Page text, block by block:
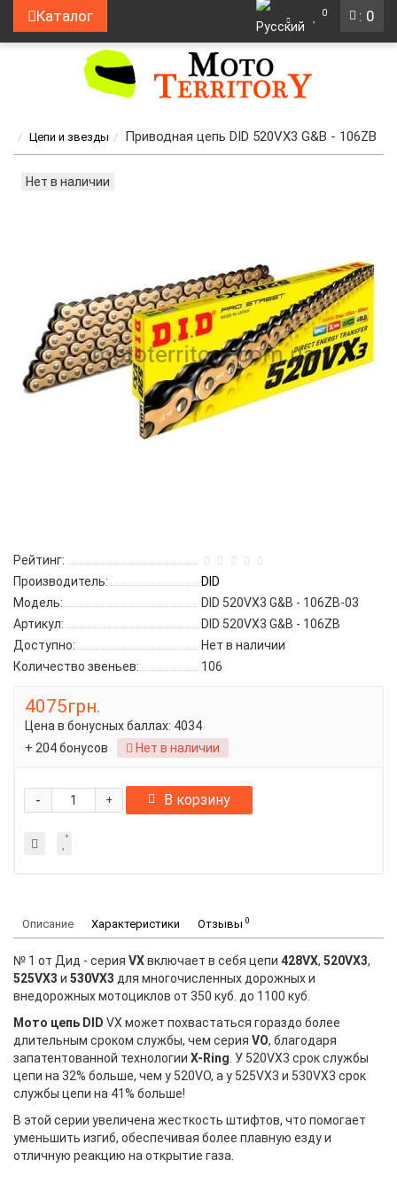
: 0
Каталог 0
Цепи и звезды Приводная цепь DID 520VX3 G&B - 106ZB
Нет в наличии
Рейтинг:
Производитель:
DID
Модель:
DID 520VX3 G&B - 106ZB-03
Артикул:
DID 520VX3 G&B - 106ZB
Доступно:
Нет в наличии
Количество звеньев:
106
4075грн.
Цена в бонусных баллах: 4034
+ 204 бонусов
Нет в наличии
+
- В корзину
Описание Характеристики Отзывы 0
№ 1 от Дид - серия VXвключает в себя цепи 428VX, 520VX3,
525VX3 и 530VX3 для многочисленных дорожных и
внедорожных мотоциклов от 350 куб. до 1100 куб.
Мото цепь DID VX может похвастаться гораздо более
длительным сроком службы, чем серия VO, благодаря
запатентованной технологии X-Ring . У 520VX3 срок службы
цепи на 32% больше, чем у 520VO, а у 525VX3 и 530VX3 срок
службы цепи на 41% больше!
В этой серии увеличена жесткость штифтов, что помогает
уменьшить изгиб, обеспечивая более плавную езду и
отличную реакцию на открытие газа.